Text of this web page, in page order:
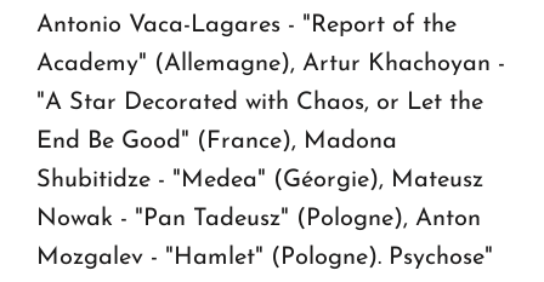
Antonio Vaca-Lagares - "Report of the
Academy" (Allemagne), Artur Khachoyan -
"A Star Decorated with Chaos, or Let the
End Be Good" (France), Madona
Shubitidze - "Medea" (Géorgie), Mateusz
Nowak - "Pan Tadeusz" (Pologne), Anton
Mozgalev - "Hamlet" (Pologne). Psychose"